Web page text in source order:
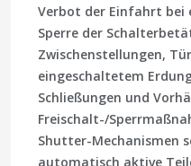
Verbot der Einfahrt bei
Sperre der
Zwischenstellungen,
eingeschaltetem
Schließungen und
Freischalt-/
Shutter-Mechanismen
automatisch aktive